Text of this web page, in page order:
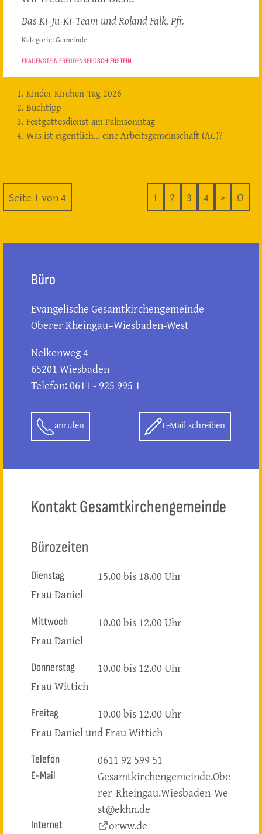
Das Ki-Ju-Ki-Team und Roland Falk, Pfr.
Kategorie:Gemeinde
FRAUENSTEIN FREUDENBERGSCHIERSTEIN
Kinder-Kirchen-Tag 2026
Buchtipp
Festgottesdienst am Palmsonntag
Was ist eigentlich… eine Arbeitsgemeinschaft (AG)?
Seite 1 von 4 1 2 3 4
Büro
Evangelische Gesamtkirchengemeinde
Oberer Rheingau–Wiesbaden-West
Nelkenweg 4
65201 Wiesbaden
Telefon: 0611 - 925 995 1
anrufen E-Mail schreiben
Kontakt Gesamtkirchengemeinde
Bürozeiten
Dienstag
15.00 bis 18.00 Uhr
Frau Daniel
Mittwoch
10.00 bis 12.00 Uhr
Frau Daniel
Donnerstag
10.00 bis 12.00 Uhr
Frau Wittich
Freitag
10.00 bis 12.00 Uhr
Frau Daniel und Frau Wittich
Telefon 0611 92 599 51
E-Mail
Gesamtkirchengemeinde.Obe
rer-Rheingau.Wiesbaden-We
st@ekhn.de
Internet orww.de